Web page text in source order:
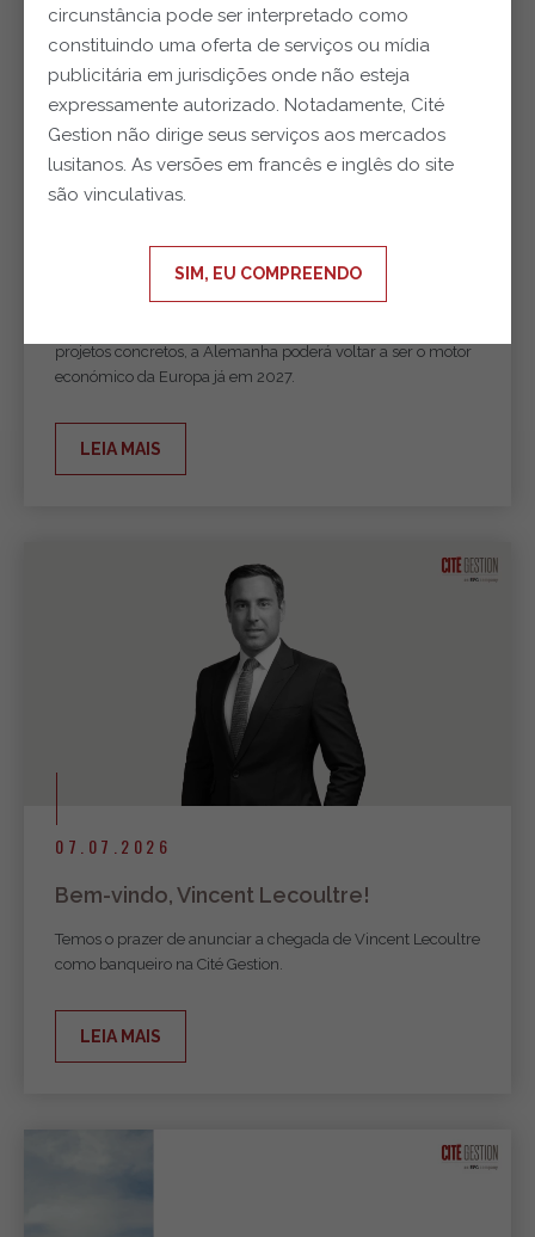
24.07.2026
E se a Alemanha estivesse finalmente a
projetos concretos, a Alemanha poderá voltar a ser o motor
económico da Europa já em 2027.
LEIA MAIS
07.07.2026
Bem-vindo, Vincent Lecoultre!
Temos o prazer de anunciar a chegada de Vincent Lecoultre
como banqueiro na Cité Gestion.
LEIA MAIS
circunstância pode ser interpretado como
constituindo uma oferta de serviços ou mídia
publicitária em jurisdições onde não esteja
expressamente autorizado. Notadamente, Cité
Gestion não dirige seus serviços aos mercados
lusitanos. As versões em francês e inglês do site
são vinculativas.
SIM, EU COMPREENDO